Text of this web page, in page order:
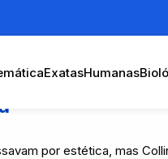
ExatasHumanas
por estética, mas